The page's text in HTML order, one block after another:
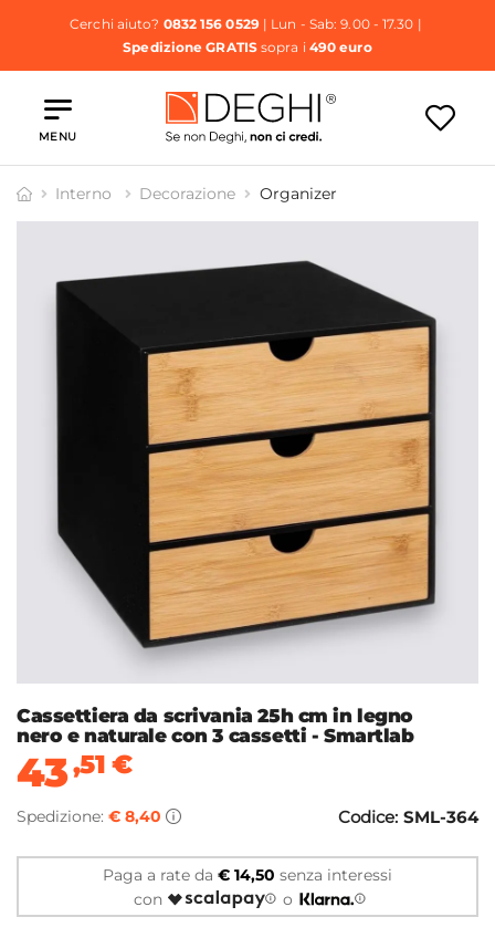
Cerchi aiuto? 0832 156 0529| Lun - Sab: 9.00 - 17.30 |
Spedizione GRATISsopra i 490 euro
MENU
Interno Decorazione Organizer
Cassettiera da scrivania 25h cm in legno
nero e naturale con 3 cassetti - Smartlab
43,51 €
Spedizione: € 8,40 Codice: SML-364
Paga a rate da € 14,50 senza interessi
con
o